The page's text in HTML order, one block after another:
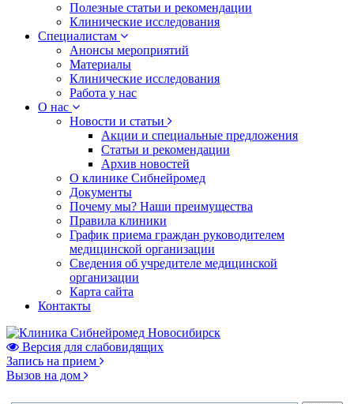
Полезные статьи и рекомендации
Клинические исследования
Специалистам
Анонсы мероприятий
Материалы
Клинические исследования
Работа у нас
О нас
Новости и статьи
Акции и специальные предложения
Статьи и рекомендации
Архив новостей
О клинике Сибнейромед
Документы
Почему мы? Наши преимущества
Правила клиники
График приема граждан руководителем
медицинской организации
Сведения об учредителе медицинской
организации
Карта сайта
Контакты
Версия для слабовидящих
Запись на прием
Вызов на дом